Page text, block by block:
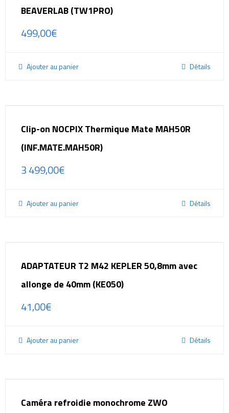
BEAVERLAB (TW1PRO)
499,00€
Ajouter au panier Détails
Clip-on NOCPIX Thermique Mate MAH50R
(INF.MATE.MAH50R)
3 499,00€
Ajouter au panier Détails
ADAPTATEUR T2 M42 KEPLER 50,8mm avec
allonge de 40mm (KE050)
41,00€
Ajouter au panier Détails
Caméra refroidie monochrome ZWO